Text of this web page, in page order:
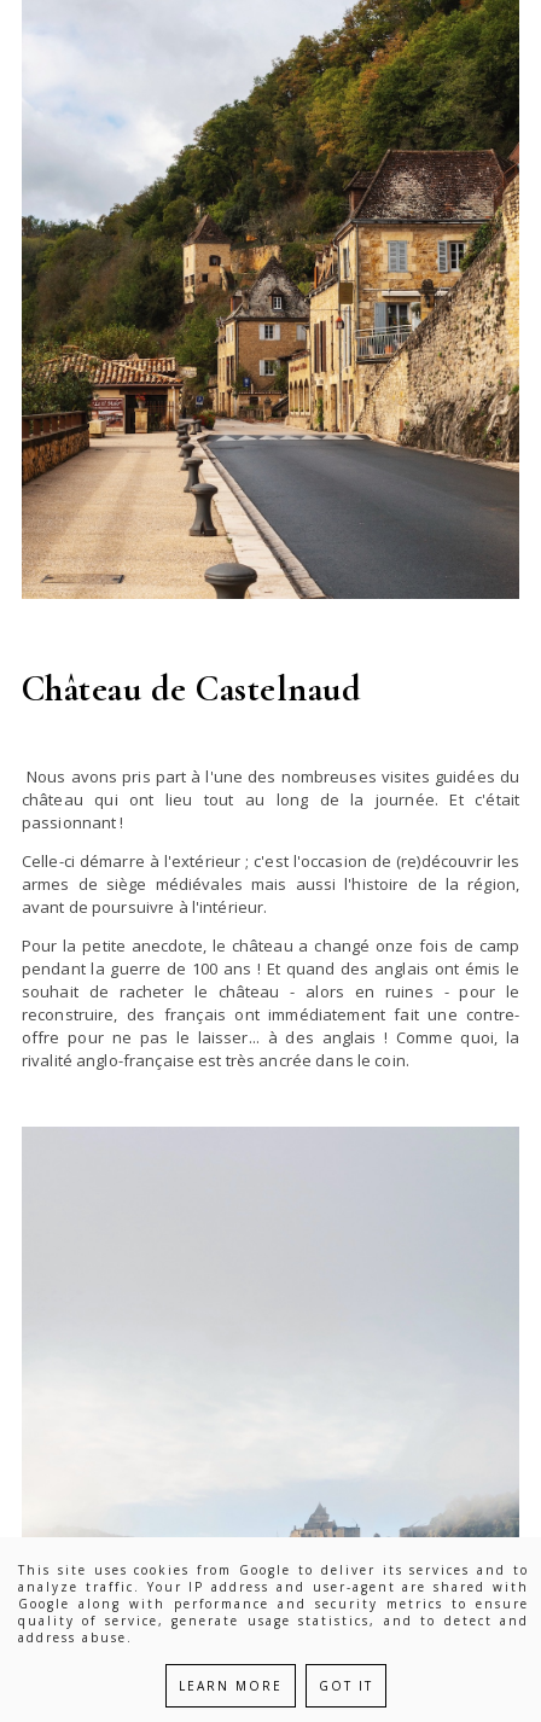
Château de Castelnaud
Nous avons pris part à l'une des nombreuses visites guidées du
château qui ont lieu tout au long de la journée. Et c'était
passionnant !
Celle-ci démarre à l'extérieur ; c'est l'occasion de (re)découvrir les
armes de siège médiévales mais aussi l'histoire de la région,
avant de poursuivre à l'intérieur.
Pour la petite anecdote, le château a changé onze fois de camp
pendant la guerre de 100 ans ! Et quand des anglais ont émis le
souhait de racheter le château - alors en ruines - pour le
reconstruire, des français ont immédiatement fait une contre-
offre pour ne pas le laisser... à des anglais ! Comme quoi, la
rivalité anglo-française est très ancrée dans le coin.
This site uses cookies from Google to deliver its services and to
analyze traffic. Your IP address and user-agent are shared with
Google along with performance and security metrics to ensure
quality of service, generate usage statistics, and to detect and
address abuse.
LEARN MORE GOT IT